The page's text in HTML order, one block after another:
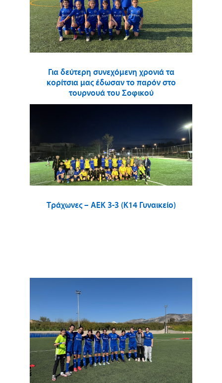
Για δεύτερη συνεχόμενη χρονιά τα
κορίτσια μας έδωσαν το παρόν στο
τουρνουά του Σοφικού
Τράχωνες – ΑΕΚ 3-3 (Κ14 Γυναικείο)